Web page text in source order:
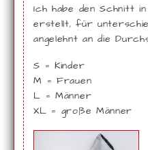
Ich habe den Schnitt
erstellt, für
angelehnt an die
S = Kinder
M = Frauen
L = Männer
XL = große Männer